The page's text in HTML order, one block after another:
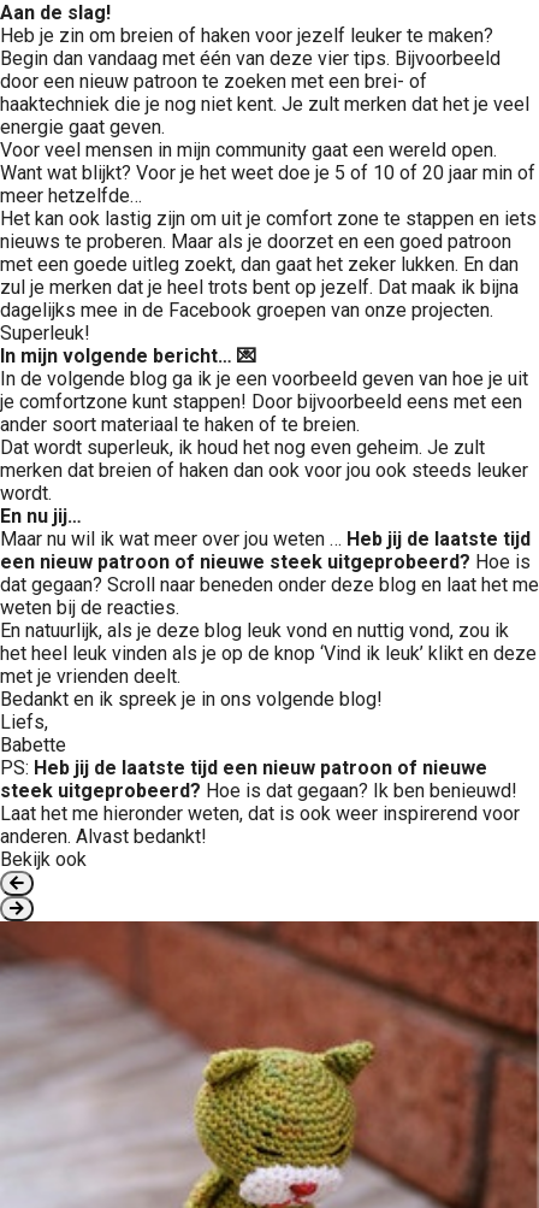
Aan de slag!
Heb je zin om breien of haken voor jezelf leuker te maken?
Begin dan vandaag met één van deze vier tips. Bijvoorbeeld
door een nieuw patroon te zoeken met een brei- of
haaktechniek die je nog niet kent. Je zult merken dat het je veel
energie gaat geven.
Voor veel mensen in mijn community gaat een wereld open.
Want wat blijkt? Voor je het weet doe je 5 of 10 of 20 jaar min of
meer hetzelfde…
Het kan ook lastig zijn om uit je comfort zone te stappen en iets
nieuws te proberen. Maar als je doorzet en een goed patroon
met een goede uitleg zoekt, dan gaat het zeker lukken. En dan
zul je merken dat je heel trots bent op jezelf. Dat maak ik bijna
dagelijks mee in de Facebook groepen van onze projecten.
Superleuk!
In mijn volgende bericht… 💌
In de volgende blog ga ik je een voorbeeld geven van hoe je uit
je comfortzone kunt stappen! Door bijvoorbeeld eens met een
ander soort materiaal te haken of te breien.
Dat wordt superleuk, ik houd het nog even geheim. Je zult
merken dat breien of haken dan ook voor jou ook steeds leuker
wordt.
En nu jij…
Maar nu wil ik wat meer over jou weten … Heb jij de laatste tijd
een nieuw patroon of nieuwe steek uitgeprobeerd? Hoe is
dat gegaan? Scroll naar beneden onder deze blog en laat het me
weten bij de reacties.
En natuurlijk, als je deze blog leuk vond en nuttig vond, zou ik
het heel leuk vinden als je op de knop ‘Vind ik leuk’ klikt en deze
met je vrienden deelt.
Bedankt en ik spreek je in ons volgende blog!
Liefs,
Babette
PS: Heb jij de laatste tijd een nieuw patroon of nieuwe
steek uitgeprobeerd? Hoe is dat gegaan? Ik ben benieuwd!
Laat het me hieronder weten, dat is ook weer inspirerend voor
anderen. Alvast bedankt!
Bekijk ook